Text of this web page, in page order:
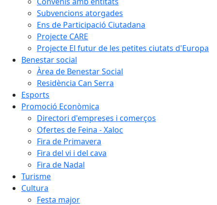
Subvencions atorgades
Ens de Participació Ciutadana
Projecte CARE
Projecte El futur de les petites ciutats d'Europa
Benestar social
Àrea de Benestar Social
Residència Can Serra
Esports
Promoció Econòmica
Directori d'empreses i comerços
Ofertes de Feina - Xaloc
Fira de Primavera
Fira del vi i del cava
Fira de Nadal
Turisme
Cultura
Festa major